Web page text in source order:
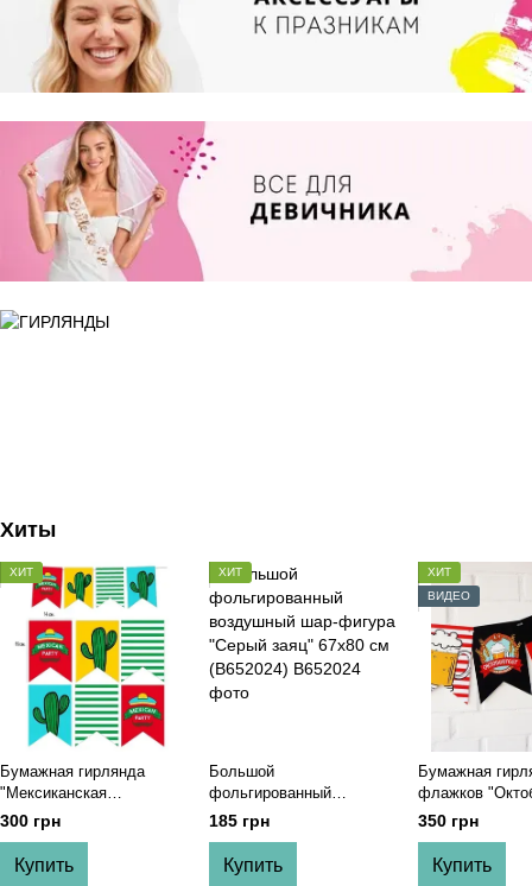
Хиты
ХИТ
Бумажная гирлянда
"Мексиканская
вечеринка" 12 флажков
(M-208)
300 грн
Купить
ХИТ
Большой
фольгированный
воздушный шар-фигура
"Серый заяц" 67x80 см
(B652024)
185 грн
Купить
ХИТ
ВИДЕО
Бумажная
флажков
12 флажков
350 грн
Купить